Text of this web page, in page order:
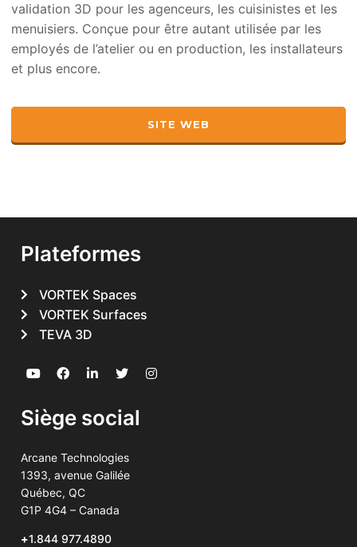
validation 3D pour les agenceurs, les cuisinistes et les
menuisiers. Conçue pour être autant utilisée par les
employés de l’atelier ou en production, les installateurs
et plus encore.
SITE WEB
Plateformes
VORTEK Spaces
VORTEK Surfaces
TEVA 3D
Siège social
Arcane Technologies
1393, avenue Galilée
Québec, QC
G1P 4G4 – Canada
+1.844 977.4890